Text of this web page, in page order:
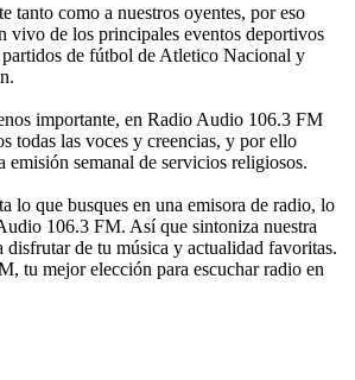
tanto como a nuestros oyentes, por eso
vivo de los principales eventos deportivos
de fútbol de Atletico Nacional y
importante, en Radio Audio 106.3 FM
todas las voces y creencias, y por ello
emisión semanal de servicios religiosos.
lo que busques en una emisora de radio, lo
106.3 FM. Así que sintoniza nuestra
disfrutar de tu música y actualidad favoritas.
tu mejor elección para escuchar radio en